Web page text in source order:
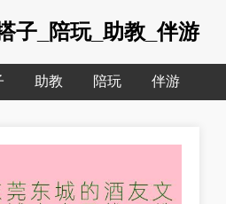
子_陪玩_助教_伴游
助教 陪玩 伴游